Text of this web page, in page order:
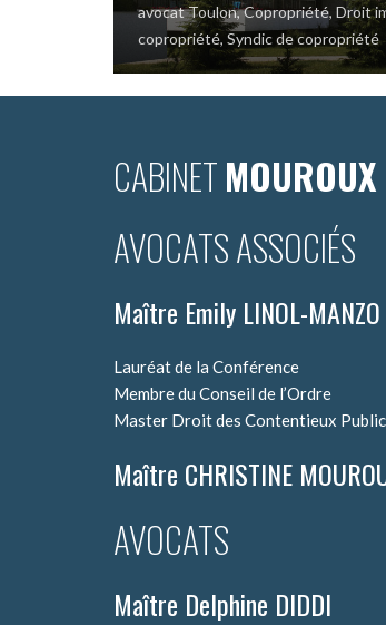
avocat Toulon,Copropriété, Droit
copropriété, Syndic de copropriété
CABINETMOUROUX
AVOCATS ASSOCIÉS
Maître Emily LINOL-MANZO
Lauréat de la Conférence
Membre du Conseil de l’Ordre
Master Droit des Contentieux
Maître CHRISTINE
AVOCATS
Maître Delphine DIDDI